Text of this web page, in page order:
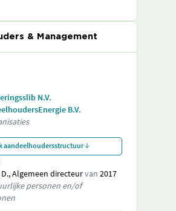
& Management
N.V.
B.V.
aandeelhoudersstructuur
Algemeen directeurvan 2017
personen en/of